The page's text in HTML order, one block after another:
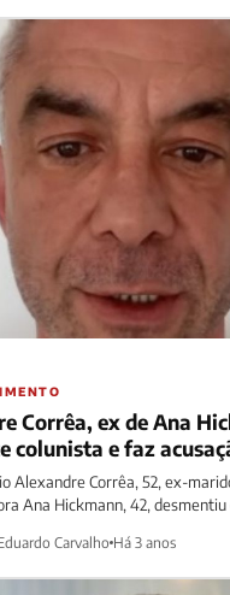
Corrêa, ex de Ana
colunista e faz
Alexandre Corrêa, 52, ex-
Ana Hickmann, 42,
nesta sexta-feira (24).
Carvalho Há 3 anos